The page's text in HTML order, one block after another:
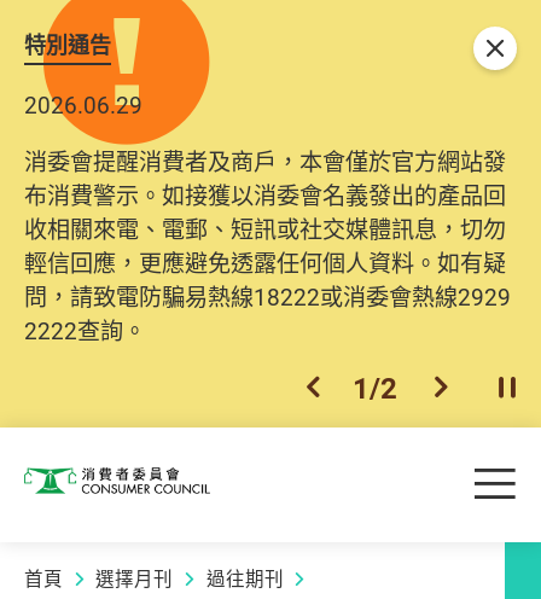
特別通告
2026.06.29
消委會提醒消費者及商戶，本會僅於官方網站發
布消費警示。如接獲以消委會名義發出的產品回
收相關來電、電郵、短訊或社交媒體訊息，切勿
輕信回應，更應避免透露任何個人資料。如有疑
問，請致電防騙易熱線18222或消委會熱線2929
2222查詢。
上一個
1/2 下一個開
關閉
消費者委員會 目
首頁 選擇月刊 過往期刊